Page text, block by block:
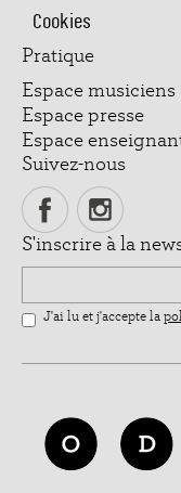
Cookies
Pratique
Espace musiciens
Espace presse
Espace
Suivez-nous
S'inscrire à la
J'ai lu et j'accepte la